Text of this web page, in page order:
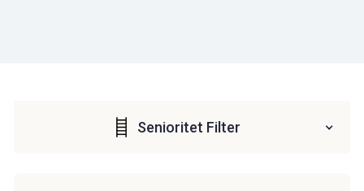
Senioritet Filter